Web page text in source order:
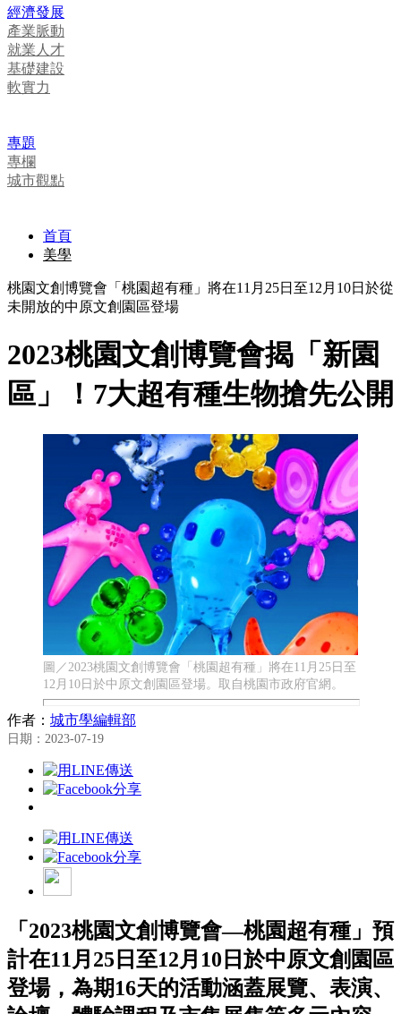
經濟發展
產業脈動
就業人才
基礎建設
軟實力
專題
專欄
城市觀點
首頁
美學
桃園文創博覽會「桃園超有種」將在11月25日至12月10日於從
未開放的中原文創園區登場
2023桃園文創博覽會揭「新園
區」！7大超有種生物搶先公開
圖／2023桃園文創博覽會「桃園超有種」將在11月25日至
12月10日於中原文創園區登場。取自桃園市政府官網。
作者： 城市學編輯部
日期：2023-07-19
「2023桃園文創博覽會—桃園超有種」預
計在11月25日至12月10日於中原文創園區
登場，為期16天的活動涵蓋展覽、表演、